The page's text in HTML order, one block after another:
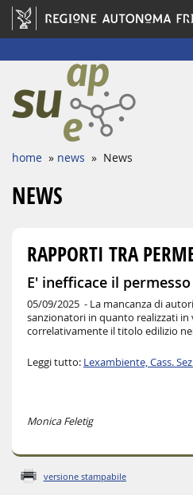
home » news » News
NEWS
RAPPORTI TRA
E' inefficace il
05/09/2025 - La mancanza di
sanzionatori in quanto realizzati in
correlativamente il titolo edilizio
Leggi tutto: Lexambiente, Cass.
Monica Feletig
versione stampabile